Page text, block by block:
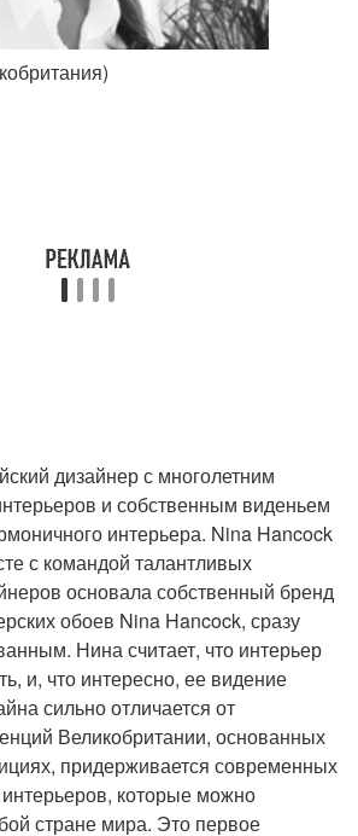
дизайнер с многолетним
и собственным виденьем
интерьера. Nina Hancock
с командой талантливых
основала собственный бренд
обоев Nina Hancock, сразу
Нина считает, что интерьер
и, что интересно, ее видение
сильно отличается от
Великобритании, основанных
придерживается современных
которые можно
стране мира. Это первое